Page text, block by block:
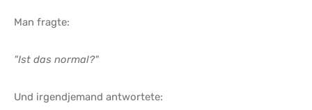
Man fragte:
"Ist das normal?"
Und irgendjemand antwortete: